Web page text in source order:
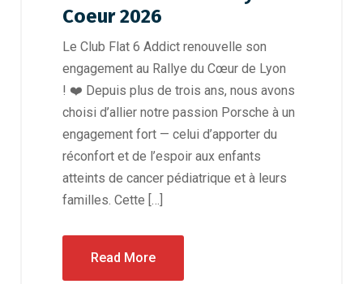
Coeur 2026
Le Club Flat 6 Addict renouvelle son
engagement au Rallye du Cœur de Lyon
! ❤️ Depuis plus de trois ans, nous avons
choisi d’allier notre passion Porsche à un
engagement fort — celui d’apporter du
réconfort et de l’espoir aux enfants
atteints de cancer pédiatrique et à leurs
familles. Cette […]
Read More